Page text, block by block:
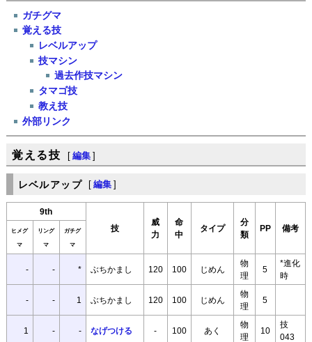
ガチグマ
覚える技
レベルアップ
技マシン
過去作技マシン
タマゴ技
教え技
外部リンク
覚える技 [ 編集 ]
レベルアップ [ 編集 ]
9th
技
威
力
命
中
タイプ
分
類
PP 備考
ヒメグ
マ
リング
マ
ガチグ
マ
- - * ぶちかまし 120 100 じめん
物
理
5
*進化
時
- - 1 ぶちかまし 120 100 じめん
物
理
5
1 - - なげつける - 100 あく
物
理
10
技
043